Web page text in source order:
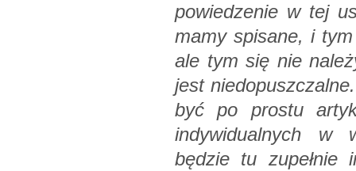
powiedzenie w tej
mamy spisane, i
ale tym się nie
jest
być po prostu
indywidualnych w
będzie tu zupełnie